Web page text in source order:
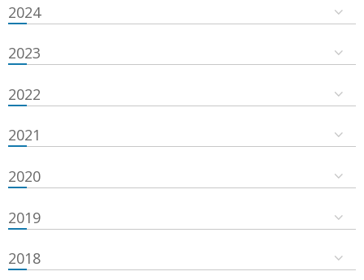
2024
2023
2022
2021
2020
2019
2018